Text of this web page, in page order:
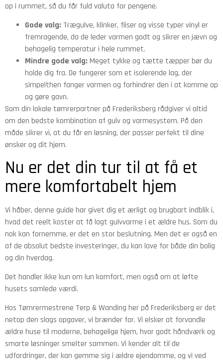
op i rummet, så du får fuld valuta for pengene.
Gode valg: Trægulve, klinker, fliser og visse typer vinyl er
fremragende, da de leder varmen godt og sikrer en jævn og
behagelig temperatur i hele rummet.
Mindre gode valg: Meget tykke og tætte tæpper bør du
holde dig fra. De fungerer som et isolerende lag, der
simpelthen fanger varmen og forhindrer den i at komme op
og gøre gavn.
Som din lokale tømrerpartner på Frederiksberg rådgiver vi altid
om den bedste kombination af gulv og varmesystem. På den
måde sikrer vi, at du får en løsning, der passer perfekt til dine
ønsker og dit hjem.
Nu er det din tur til at få et
mere komfortabelt hjem
Vi håber, denne guide har givet dig et ærligt og brugbart indblik i,
hvad det reelt koster at få lagt gulvvarme i et ældre hus. Som du
nok kan fornemme, er det en stor beslutning. Men det er også en
af de absolut bedste investeringer, du kan lave for både din bolig
og din hverdag.
Det handler ikke kun om lun komfort, men også om at løfte
husets samlede værdi.
Hos Tømrermestrene Terp & Wanding her på Frederiksberg er det
netop den slags opgaver, vi brænder for. Vi elsker at forvandle
ældre huse til moderne, behagelige hjem, hvor godt håndværk og
smarte løsninger smelter sammen. Vi kender alt til de
udfordringer, der kan gemme sig i ældre ejendomme, og vi ved